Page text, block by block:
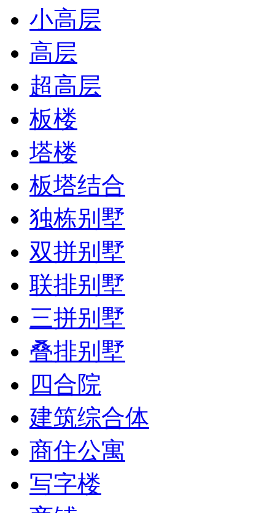
小高层
高层
超高层
板楼
塔楼
板塔结合
独栋别墅
双拼别墅
联排别墅
三拼别墅
叠排别墅
四合院
建筑综合体
商住公寓
写字楼